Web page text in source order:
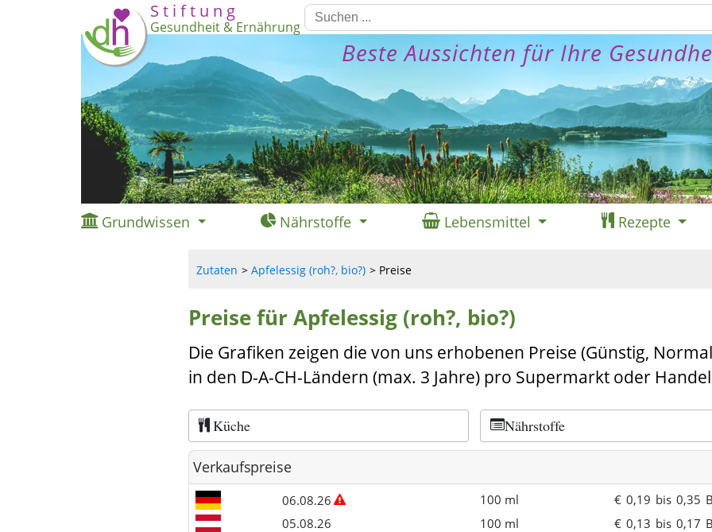
S t i f t u n g
Gesundheit & Ernährung
Beste Aussichten für Ihre
Grundwissen Nährstoffe Lebensmittel Rezepte
Zutaten Apfelessig (roh?, bio?) Preise
Preise für Apfelessig (roh?, bio?)
Die Grafiken zeigen die von uns erhobenen Preise (Günstig,
in den D-A-CH-Ländern (max. 3 Jahre) pro Supermarkt oder
Küche Nährstoffe
Verkaufspreise
06.08.26 100 ml € 0,19 bis 0,35
05.08.26
100 ml € 0,13 bis 0,17